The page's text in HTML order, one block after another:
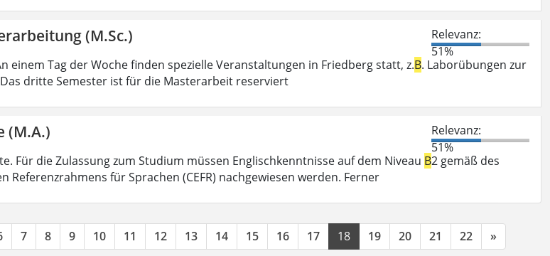
(M.Sc.)
Relevanz:
51%
einem Tag der Woche finden spezielle Veranstaltungen in Friedberg statt, z.B. Laborübungen zur
dritte Semester ist für die Masterarbeit reserviert
(M.A.)
Relevanz:
51%
Für die Zulassung zum Studium müssen Englischkenntnisse auf dem Niveau B2 gemäß des
Referenzrahmens für Sprachen (CEFR) nachgewiesen werden. Ferner
7 8 9 10 11 12 13 14 15 16 17 18 19 20 21 22 »